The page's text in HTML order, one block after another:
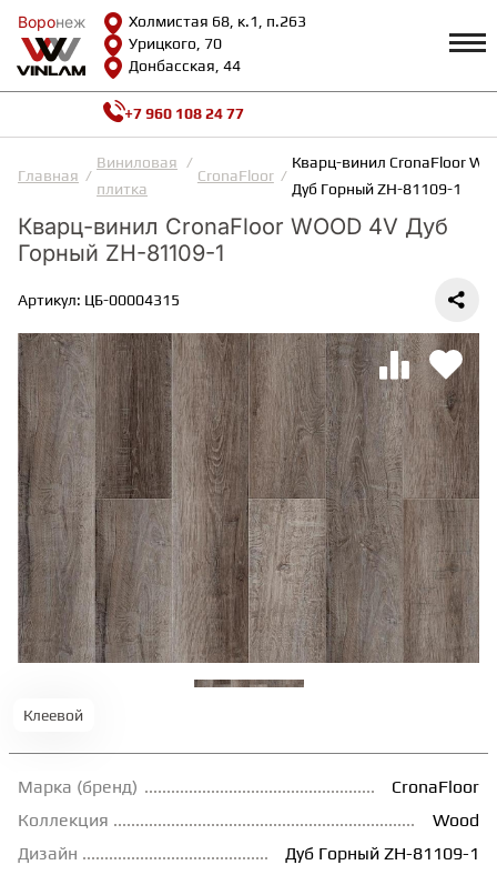
Воронеж
Холмистая 68, к.1, п.263
Урицкого, 70
Донбасская, 44
Воронеж
КАТАЛОГ Профиль
Возврат и гарантии
Сотрудничество
Видеообзоры
Как выбрать
Калькулятор
О нас
Контакты
ВИНИЛОВАЯ ПЛИТКА
ЛАМИНАТ
ИНЖЕНЕРНАЯ ДОСКА
ПАРКЕТНАЯ ДОСКА
ТЕРРАСНАЯ ДОСКА
КОВРОВАЯ ПЛИТКА
МОДУЛЬНЫЕ ПВХ
+7 960 108 24 77
Главная
Виниловая
плитка
CronaFloor
Кварц-винил CronaFloor
Дуб Горный ZH-81109-1
Кварц-винил CronaFloor WOOD 4V Дуб
Горный ZH-81109-1
Артикул: ЦБ-00004315
Клеевой
Марка (бренд)
CronaFloor
Коллекция
Wood
Дизайн
Дуб Горный ZH-81109-1